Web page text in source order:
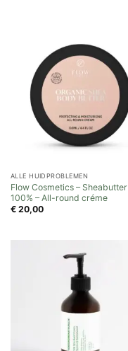
ALLE HUIDPROBLEMEN
Flow Cosmetics – Sheabutter
100% – All-round créme
€20,00